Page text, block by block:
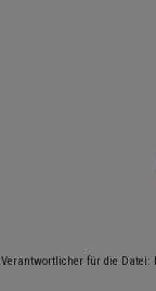
Verantwortlicher für die Datei: